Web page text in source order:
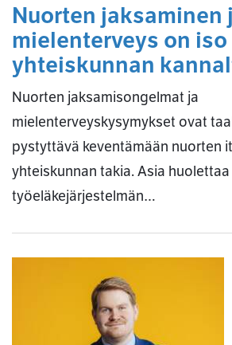
Nuorten jaksaminen
mielenterveys on
yhteiskunnan
Nuorten jaksamisongelmat ja
mielenterveyskysymykset ovat
pystyttävä keventämään nuorten
yhteiskunnan takia. Asia
työeläkejärjestelmän…